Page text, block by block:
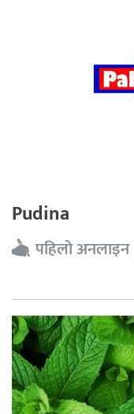
Pudina
पहिलो अनलाइन